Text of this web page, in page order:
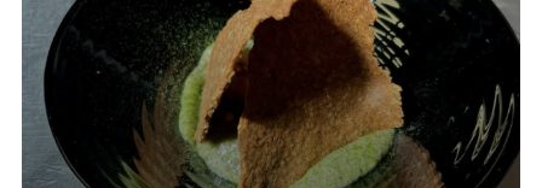
De beste adressen
Blog
Winkelwijken
De ambachtslieden
Over ons